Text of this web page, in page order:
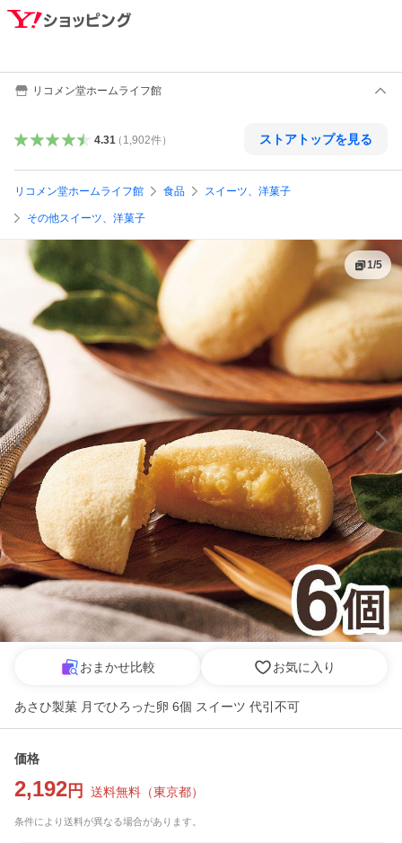
リコメン堂ホームライフ館
4.31（ 1,902件） ストアトップを見る
リコメン堂ホームライフ館 食品 スイーツ、洋菓子
その他スイーツ、洋菓子
1/5
おまかせ比較 お気に入り
あさひ製菓 月でひろった卵 6個 スイーツ 代引不可
価格
2,192 円 送料無料 （東京都）
条件により送料が異なる場合があります。